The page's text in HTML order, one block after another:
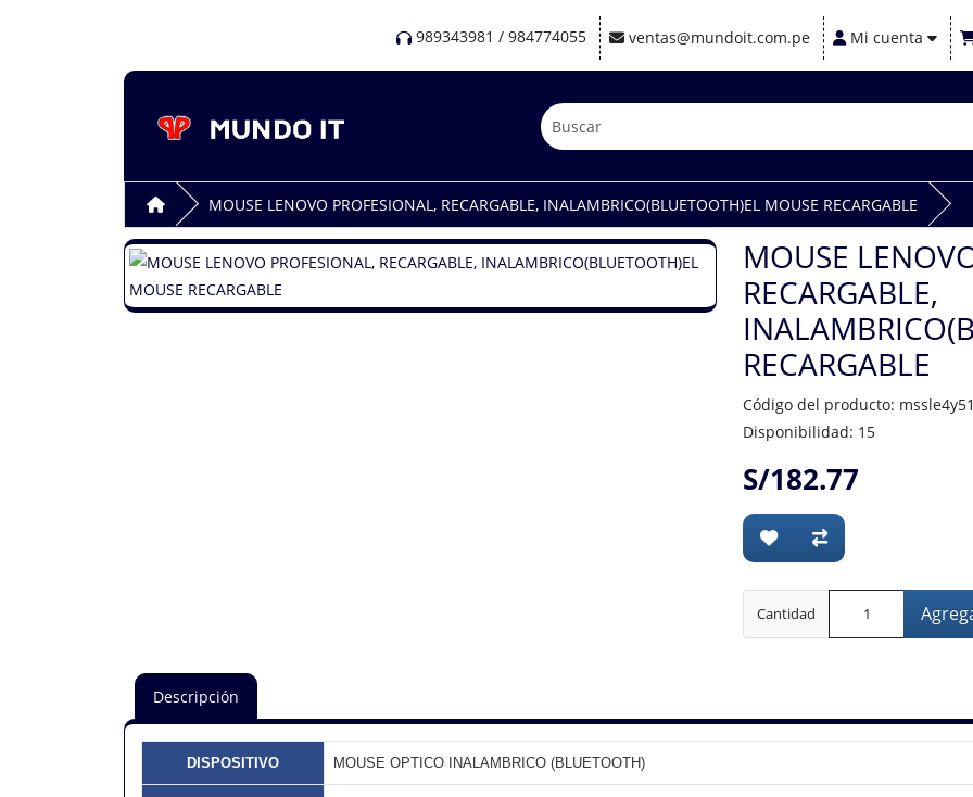
989343981 / 984774055 ventas@mundoit.com.pe Mi cuenta
MOUSE LENOVO PROFESIONAL, RECARGABLE, INALAMBRICO(BLUETOOTH)EL MOUSE RECARGABLE
MOUSE
RECARGABLE,
RECARGABLE
Código del producto:
Disponibilidad: 15
S/182.77
Cantidad
Descripción
DISPOSITIVO MOUSE OPTICO INALAMBRICO (BLUETOOTH)